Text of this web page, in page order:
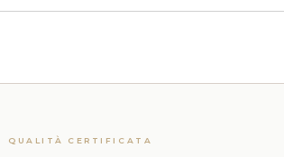
QUALITÀ CERTIFICATA